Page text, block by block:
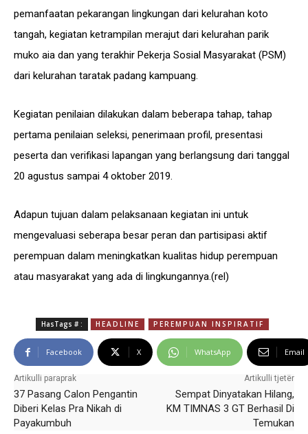
pemanfaatan pekarangan lingkungan dari kelurahan koto
tangah, kegiatan ketrampilan merajut dari kelurahan parik
muko aia dan yang terakhir Pekerja Sosial Masyarakat (PSM)
dari kelurahan taratak padang kampuang.
Kegiatan penilaian dilakukan dalam beberapa tahap, tahap
pertama penilaian seleksi, penerimaan profil, presentasi
peserta dan verifikasi lapangan yang berlangsung dari tanggal
20 agustus sampai 4 oktober 2019.
Adapun tujuan dalam pelaksanaan kegiatan ini untuk
mengevaluasi seberapa besar peran dan partisipasi aktif
perempuan dalam meningkatkan kualitas hidup perempuan
atau masyarakat yang ada di lingkungannya.(rel)
HasTags # : HEADLINE PEREMPUAN INSPIRATIF
Facebook X WhatsApp Email
Artikulli paraprak
37 Pasang Calon Pengantin
Diberi Kelas Pra Nikah di
Payakumbuh
Artikulli tjetër
Sempat Dinyatakan Hilang,
KM TIMNAS 3 GT Berhasil Di
Temukan